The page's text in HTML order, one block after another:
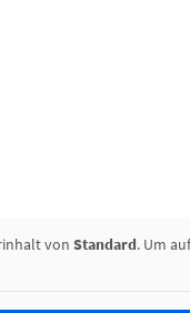
von Standard. Um